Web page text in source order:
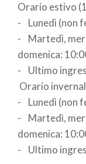
In un’area di
cronologico
Settecento,
reperti dei galli
bronzee di età
romani e
mosaici e
snoda negli
edifici
esempio, le
Orario estivo
- Lunedì (non
- Martedì,
domenica:
- Ultimo
Orario
- Lunedì (non
- Martedì,
domenica:
- Ultimo